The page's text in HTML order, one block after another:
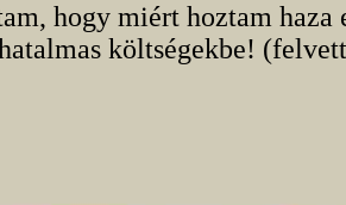
hogy miért hoztam haza
költségekbe!